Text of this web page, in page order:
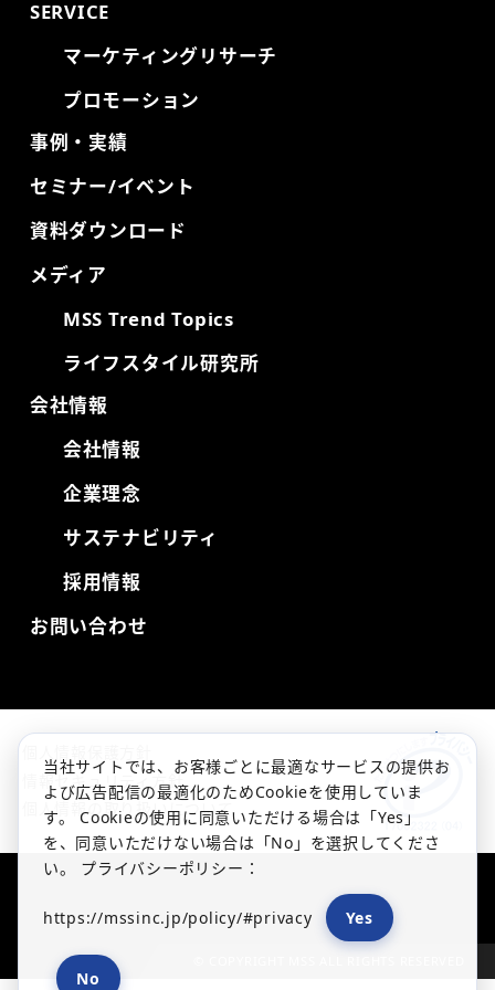
SERVICE
マーケティングリサーチ
プロモーション
事例・実績
セミナー/イベント
資料ダウンロード
メディア
MSS Trend Topics
ライフスタイル研究所
会社情報
会社情報
企業理念
サステナビリティ
採用情報
お問い合わせ
情報セキュリティ方針
個人情報の取り扱いについて
当社サイトでは、お客様ごとに最適なサービスの提供お
よび広告配信の最適化のためCookieを使用していま
す。 Cookieの使用に同意いただける場合は「Yes」
を、同意いただけない場合は「No」を選択してくださ
い。 プライバシーポリシー：
https://mssinc.jp/policy/#privacy Yes
No